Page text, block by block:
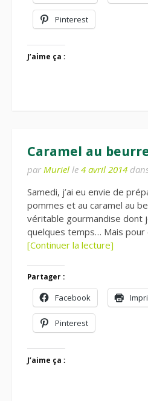
Pinterest
J’aime ça :
Caramel au
par Muriel le 4 avril 2014
Samedi, j’ai eu envie de
pommes et au caramel au
véritable gourmandise dont
quelques temps… Mais
[Continuer la lecture]
Partager :
Facebook
Pinterest
J’aime ça :